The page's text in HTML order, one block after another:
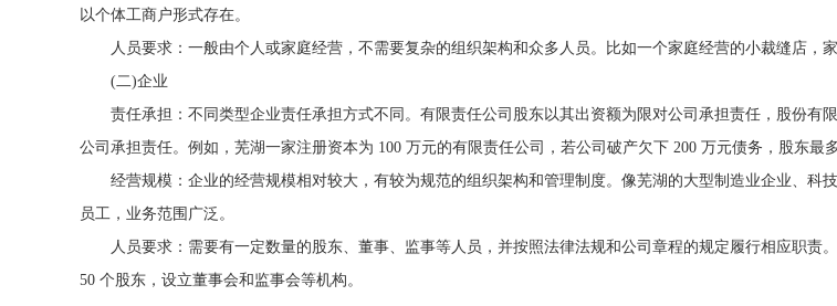
以个体工商户形式存在。
人员要求：一般由个人或家庭经营，不需要复杂的组织架构和众多人员。比如一个家庭经营的小裁缝店，
(二)企业
责任承担：不同类型企业责任承担方式不同。有限责任公司股东以其出资额为限对公司承担责任，股份有
公司承担责任。例如，芜湖一家注册资本为 100 万元的有限责任公司，若公司破产欠下 200 万元债务，股东最
经营规模：企业的经营规模相对较大，有较为规范的组织架构和管理制度。像芜湖的大型制造业企业、科
员工，业务范围广泛。
人员要求：需要有一定数量的股东、董事、监事等人员，并按照法律法规和公司章程的规定履行相应职责
50 个股东，设立董事会和监事会等机构。